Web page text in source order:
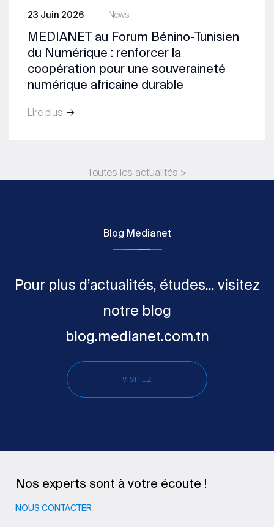
News
23 Juin 2026
MEDIANET au Forum Bénino-Tunisien
du Numérique : renforcer la
coopération pour une souveraineté
numérique africaine durable
Lire plus
Toutes les actualités >
Blog Medianet
Pour plus d’actualités, études... visitez
notre blog
blog.medianet.com.tn
VISITEZ
Nos experts sont à votre écoute !
NOUS CONTACTER